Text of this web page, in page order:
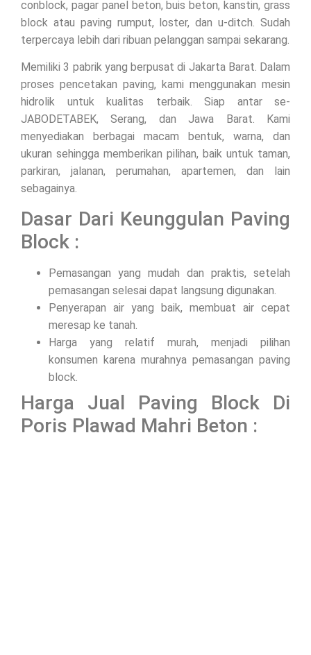
conblock, pagar panel beton, buis beton, kanstin, grass
block atau paving rumput, loster, dan u-ditch. Sudah
terpercaya lebih dari ribuan pelanggan sampai sekarang.
Memiliki 3 pabrik yang berpusat di Jakarta Barat. Dalam
proses pencetakan paving, kami menggunakan mesin
hidrolik untuk kualitas terbaik. Siap antar se-
JABODETABEK, Serang, dan Jawa Barat. Kami
menyediakan berbagai macam bentuk, warna, dan
ukuran sehingga memberikan pilihan, baik untuk taman,
parkiran, jalanan, perumahan, apartemen, dan lain
sebagainya.
Dasar Dari Keunggulan Paving
Block :
Pemasangan yang mudah dan praktis, setelah
pemasangan selesai dapat langsung digunakan.
Penyerapan air yang baik, membuat air cepat
meresap ke tanah.
Harga yang relatif murah, menjadi pilihan
konsumen karena murahnya pemasangan paving
block.
Harga Jual Paving Block Di
Poris Plawad Mahri Beton :